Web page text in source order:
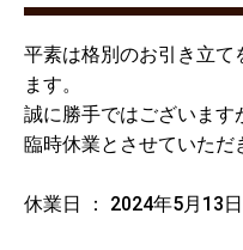
平素は格別のお引き立て
ます。
誠に勝手ではございます
臨時休業とさせていただ
休業日 ： 2024年5月13